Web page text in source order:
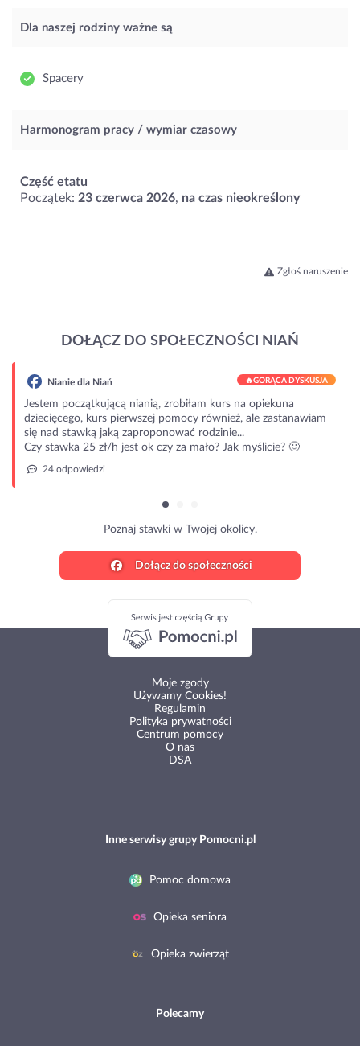
Dla naszej rodziny ważne są
Spacery
Harmonogram pracy / wymiar czasowy
Część etatu
Początek: 23 czerwca 2026, na czas nieokreślony
Zgłoś naruszenie
DOŁĄCZ DO SPOŁECZNOŚCI NIAŃ
Nianie dla Niań 🔥GORĄCA DYSKUSJA
Jestem początkującą nianią, zrobiłam kurs na opiekuna
dziecięcego, kurs pierwszej pomocy również, ale zastanawiam
się nad stawką jaką zaproponować rodzinie...
Czy stawka 25 zł/h jest ok czy za mało? Jak myślicie? 🙂
24 odpowiedzi
Poznaj stawki w Twojej okolicy.
Dołącz do społeczności
Moje zgody
Używamy Cookies!
Regulamin
Polityka prywatności
Centrum pomocy
O nas
DSA
Inne serwisy grupy Pomocni.pl
Pomoc domowa
Opieka seniora
Opieka zwierząt
Polecamy